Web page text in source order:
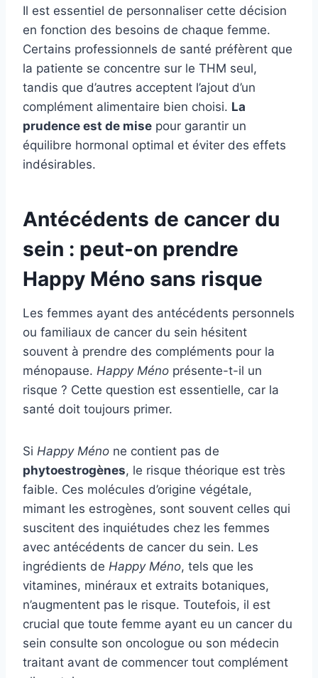
Il est essentiel de personnaliser cette décision
en fonction des besoins de chaque femme.
Certains professionnels de santé préfèrent que
la patiente se concentre sur le THM seul,
tandis que d’autres acceptent l’ajout d’un
complément alimentaire bien choisi. La
prudence est de mise pour garantir un
équilibre hormonal optimal et éviter des effets
indésirables.
Antécédents de cancer du
sein : peut-on prendre
Happy Méno sans risque
Les femmes ayant des antécédents personnels
ou familiaux de cancer du sein hésitent
souvent à prendre des compléments pour la
ménopause. Happy Méno présente-t-il un
risque ? Cette question est essentielle, car la
santé doit toujours primer.
Si Happy Méno ne contient pas de
phytoestrogènes, le risque théorique est très
faible. Ces molécules d’origine végétale,
mimant les estrogènes, sont souvent celles qui
suscitent des inquiétudes chez les femmes
avec antécédents de cancer du sein. Les
ingrédients de Happy Méno, tels que les
vitamines, minéraux et extraits botaniques,
n’augmentent pas le risque. Toutefois, il est
crucial que toute femme ayant eu un cancer du
sein consulte son oncologue ou son médecin
traitant avant de commencer tout complément